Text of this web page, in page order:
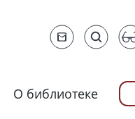
О библиотеке